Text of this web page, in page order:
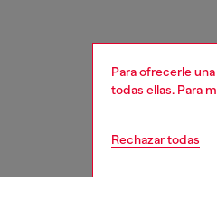
Para ofrecerle
todas ellas. Para
Rechazar todas